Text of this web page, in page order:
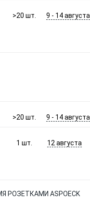
>20шт. 9 - 14 августа
>20шт. 9 - 14 августа
1шт. 12 августа
РОЗЕТКАМИ ASPOECK